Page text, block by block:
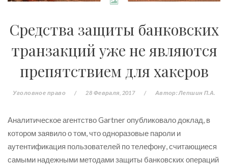
Средства защиты банковских
транзакций уже не являются
препятствием для хакеров
Уголовное право / 28 Февраля, 2017 / Автор: Лепшин П.А.
Аналитическое агентство Gartner опубликовало доклад, в
котором заявило о том, что одноразовые пароли и
аутентификация пользователей по телефону, считающиеся
самыми надежными методами защиты банковских операций